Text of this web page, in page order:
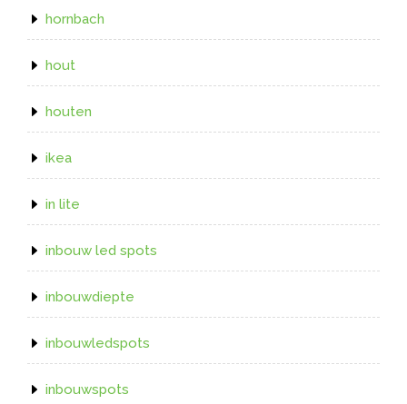
hornbach
hout
houten
ikea
in lite
inbouw led spots
inbouwdiepte
inbouwledspots
inbouwspots